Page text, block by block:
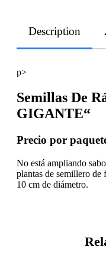
Description
p>
Semillas De
GIGANTE“
Precio por
No está ampliando
plantas de semillero de
10 cm de diámetro.